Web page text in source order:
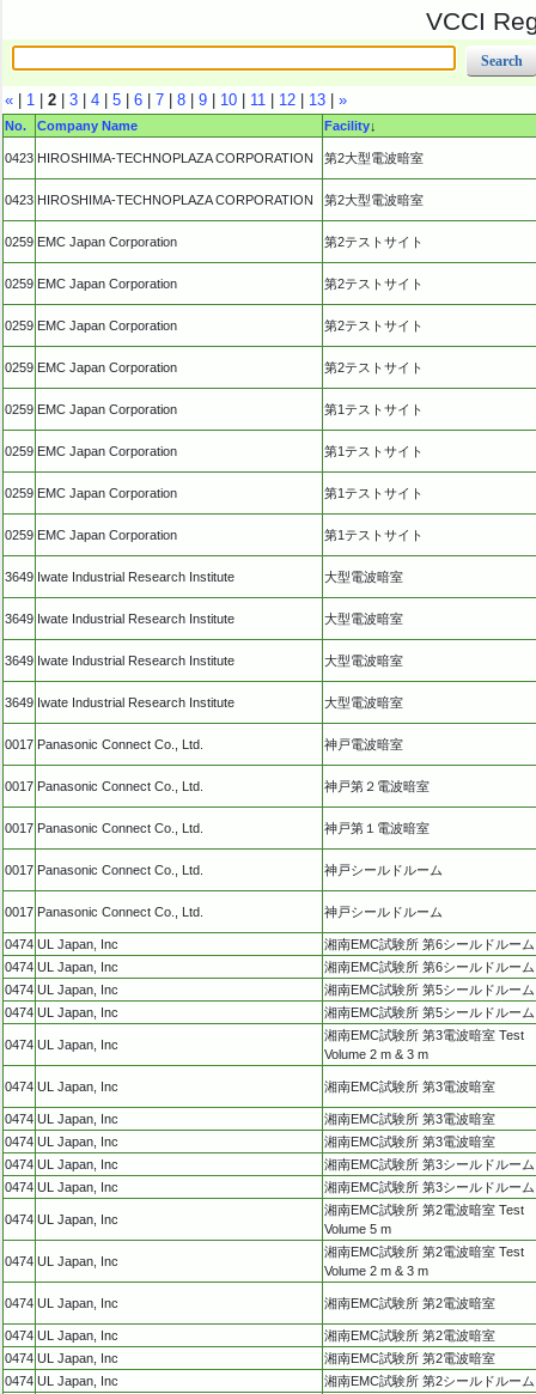
VCCI
« | 1 | 2 | 3 | 4 | 5 | 6 | 7 | 8 | 9 | 10 | 11 | 12 | 13 | »
No. Company Name Facility↓
0423 HIROSHIMA-TECHNOPLAZA CORPORATION 第2大型電波暗室
0423 HIROSHIMA-TECHNOPLAZA CORPORATION 第2大型電波暗室
0259 EMC Japan Corporation 第2テストサイト
0259 EMC Japan Corporation 第2テストサイト
0259 EMC Japan Corporation 第2テストサイト
0259 EMC Japan Corporation 第2テストサイト
0259 EMC Japan Corporation 第1テストサイト
0259 EMC Japan Corporation 第1テストサイト
0259 EMC Japan Corporation 第1テストサイト
0259 EMC Japan Corporation 第1テストサイト
3649 Iwate Industrial Research Institute 大型電波暗室
3649 Iwate Industrial Research Institute 大型電波暗室
3649 Iwate Industrial Research Institute 大型電波暗室
3649 Iwate Industrial Research Institute 大型電波暗室
0017 Panasonic Connect Co., Ltd. 神戸電波暗室
0017 Panasonic Connect Co., Ltd. 神戸第２電波暗室
0017 Panasonic Connect Co., Ltd. 神戸第１電波暗室
0017 Panasonic Connect Co., Ltd. 神戸シールドルーム
0017 Panasonic Connect Co., Ltd. 神戸シールドルーム
0474 UL Japan, Inc
湘南EMC試験所 第6シールドルーム
0474 UL Japan, Inc
湘南EMC試験所 第6シールドルーム
0474 UL Japan, Inc
湘南EMC試験所 第5シールドルーム
0474 UL Japan, Inc 湘南EMC試験所 第5シールドルーム
0474 UL Japan, Inc
湘南EMC試験所 第3電波暗室 Test
Volume 2 m & 3 m
0474 UL Japan, Inc 湘南EMC試験所 第3電波暗室
0474 UL Japan, Inc
湘南EMC試験所 第3電波暗室
0474 UL Japan, Inc
湘南EMC試験所 第3電波暗室
0474 UL Japan, Inc
湘南EMC試験所 第3シールドルーム
0474 UL Japan, Inc 湘南EMC試験所 第3シールドルーム
0474 UL Japan, Inc
湘南EMC試験所 第2電波暗室 Test
Volume 5 m
0474 UL Japan, Inc
湘南EMC試験所 第2電波暗室 Test
Volume 2 m & 3 m
0474 UL Japan, Inc 湘南EMC試験所 第2電波暗室
0474 UL Japan, Inc
湘南EMC試験所 第2電波暗室
0474 UL Japan, Inc
湘南EMC試験所 第2電波暗室
0474 UL Japan, Inc
湘南EMC試験所 第2シールドルーム